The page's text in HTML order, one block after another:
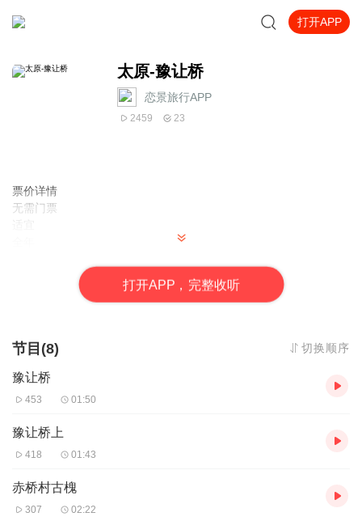
打开APP
太原-豫让桥
恋景旅行APP
2459 23
票价详情
无需门票
字背后的历史故事吧。 据明万历《太原府志》记载：赤桥，在太原
县西南七里晋水上，智伯引水灌城。春秋战国时期，晋国智伯、赵
襄子、魏桓子、韩康子四卿分霸，智家实力最强。智伯便联合韩、
魏两家攻打赵家，围困晋阳城。 因为城高墙厚久攻不下，智伯就开
墙时，智伯军营反被水淹。原来，赵襄子在水临城下时，派人潜出
城外，说服韩魏两家反戈，决堤放水冲垮了智伯军营。其中，晋水
就从赤桥村流过，浇灌田地，滋润了方圆数百里，后人将它称为智
伯渠。渠宽约4米，深约3米，用方石砌成，在村中央分成两股，一
股经赤桥向北泻下，一股转弯欢腾东去。 接下来您可以稍作休息，
稍后我将为您讲述豫让桥的名字来历。
打开APP，完整收听
节目(8) 切换顺序
豫让桥
453 01:50
豫让桥上
418 01:43
赤桥村古槐
307 02:22